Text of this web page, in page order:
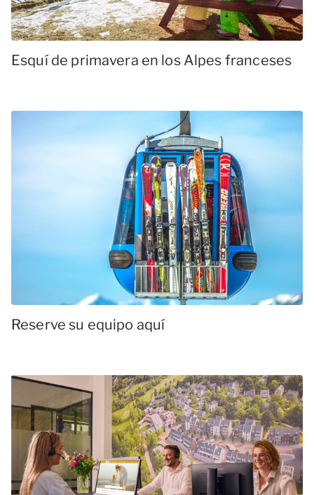
Esquí de primavera en los Alpes franceses
Reserve su equipo aquí